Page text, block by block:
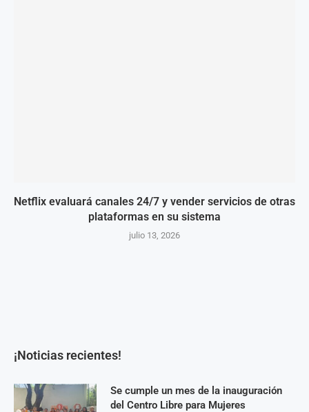
Netflix evaluará canales 24/7 y vender servicios de otras
plataformas en su sistema
julio 13, 2026
¡Noticias recientes!
Se cumple un mes de la inauguración
del Centro Libre para Mujeres